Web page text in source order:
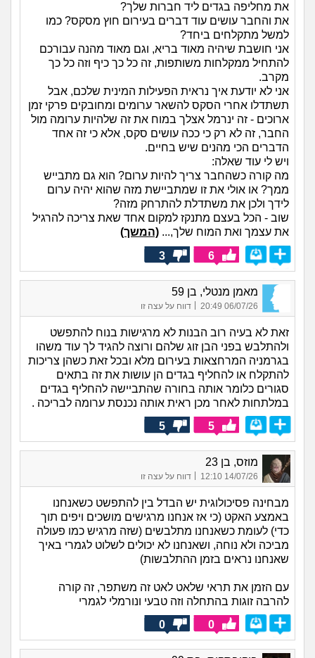
את מחליפה בגדים ליד חברות שלך?
את והחבר עושים עוד דברים בעירום חוץ מסקס? כמו
למשל מתקלחים ביחד?
אני חושבת שיהיה מאוד בריא, וגם מאוד מהנה עבורכם
להתחיל ממקלחות משותפות, זה כל כך כיף וזה כל כך
מקרב.
אני לא יודעת איך נראית הפעילות המינית שלכם, אבל
תשתדלו אחרי הסקס להשאר ערומים ומחובקים פרקי זמן
ארוכים - זה ינרמל אצלך במוח את זה שלהיות ערומה מול
החבר, זה לא רק כי ככה עושים סקס, אלא כי זה אחד
הדברים הכי מהנים שיש בחיים.
ויש לי עוד שאלה:
מה קורה כשהחבר צריך להיות ערום? הוא גם מתבייש
ממך? או אולי את זו שמתביישת מזה שהוא יהיה ערום
לידך ולכן את משתדלת להתרחק מזה?
שוב - הכל בעצם מתנקז למקום אחד שאת צריכה להרגיל
את עצמך ואת המוח שלך,... (המשך)
6
3
מאמן מנטלי, בן 59
06/07/26 20:49
| דווח על עצה זו
זאת לא בעיה רוב הבנות לא מרגישות בנוח להתפשט
ולהתלבש בפני הבן זוג שלהם ורוצה להגיד לך עוד משהו
בגרמניה המרחצאות בעירום מלא ובכל זאת כשהן צריכות
להתקלח או להחליף בגדים הן עושות את זה בתאים
סגורים כלומר אותה בחורה שהתביישה להחליף בגדים
במלתחות לאחר מכן ראית אותה נכנסת ערומה לבריכה .
5
5
מוזס, בן 23
14/07/26 12:10
| דווח על עצה זו
מבחינה פסיכולוגית יש הבדל בין להתפשט כשאנחנו
באמצע האקט (כי אז אנחנו מרגישים מושכים ויפים תוך
כדי) לעומת כשאנחנו מתלבשים (שזה מרגיש כמו פעולה
מביכה ולא נוחה, ושאנחנו לא יכולים לשלוט לגמרי באיך
שאנחנו נראים בזמן ההתלבשות)
עם הזמן את תראי שלאט לאט זה משתפר, זה קורה
להרבה זוגות בהתחלה וזה טבעי ונורמלי לגמרי
0
0